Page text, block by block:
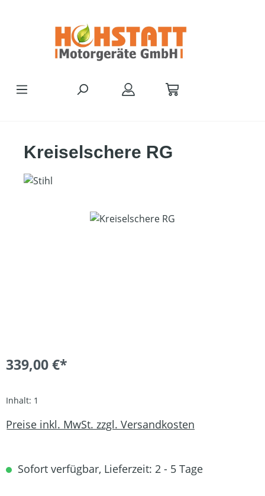
Kreiselschere RG
Bildergalerie überspringen
339,00 €*
Inhalt: 1
Preise inkl. MwSt. zzgl. Versandkosten
Sofort verfügbar, Lieferzeit: 2 - 5 Tage